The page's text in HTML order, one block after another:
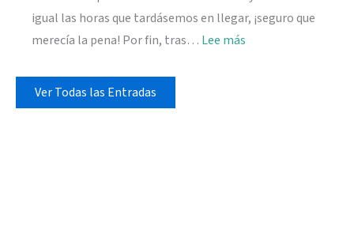
igual las horas que tardásemos en llegar, ¡seguro que
merecía la pena! Por fin, tras… Lee más
Ver Todas las Entradas